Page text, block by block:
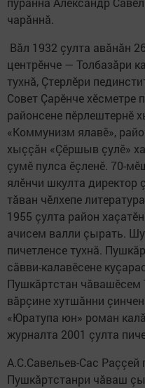
чарӑннӑ.
Вӑл 1932 çулта авăнăн
центрĕнче — Толбазăри
тухнă, Çтерлĕри
Совет Çарĕнче хĕсметре
районсене пĕрлештернĕ
«Коммунизм ялавĕ»,
хыççăн «Çĕршыв çулĕ»
çумĕ пулса ĕçленĕ. 70-
ялĕнчи шкулта директор
тăван чĕлхепе
1955 çулта район
ачисем валли çырать.
пичетленсе тухнă.
сăвви-калавĕсене
Пушкăртстан
вăрçине хутшăнни
«Юратупа юн» роман
журналта 2001 çулта
А.С.Савельев-Сас Раççей
Пушкăртстанри чăваш